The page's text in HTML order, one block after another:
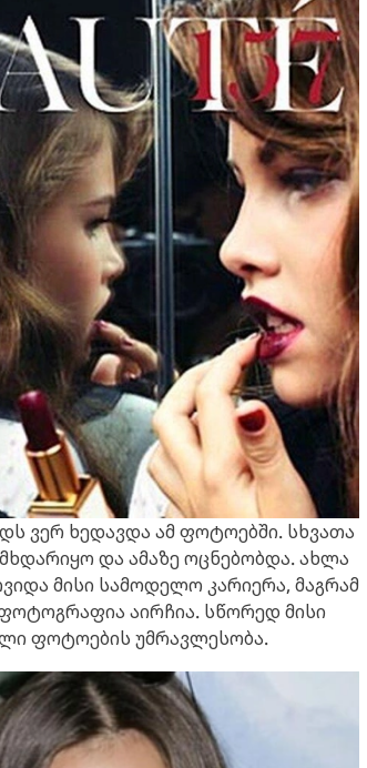
ვერ ხედავდა ამ ფოტოებში. სხვათა
და ამაზე ოცნებობდა. ახლა
მისი სამოდელო კარიერა, მაგრამ
აირჩია. სწორედ მისი
ფოტოების უმრავლესობა.